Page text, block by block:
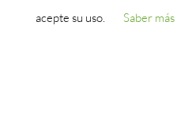
acepte su uso.
Saber más